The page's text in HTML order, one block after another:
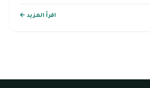
اقرأ المزيد ←